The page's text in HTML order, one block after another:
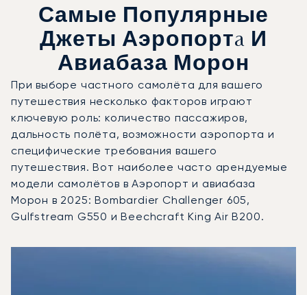
Самые Популярные
Джеты Аэропортa И
Авиабаза Морон
При выборе частного самолёта для вашего
путешествия несколько факторов играют
ключевую роль: количество пассажиров,
дальность полёта, возможности аэропорта и
специфические требования вашего
путешествия. Вот наиболее часто арендуемые
модели самолётов в Аэропорт и авиабаза
Морон в 2025: Bombardier Challenger 605,
Gulfstream G550 и Beechcraft King Air B200.